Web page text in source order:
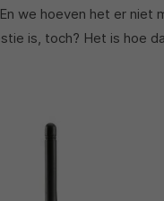
we hoeven het er
is, toch? Het is hoe